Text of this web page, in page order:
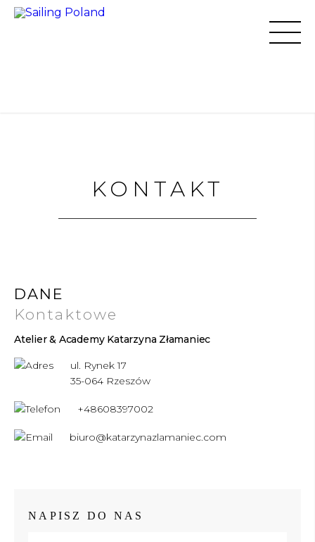
KONTAKT
NAPISZ DO NAS
DANE
Kontaktowe
Atelier & Academy Katarzyna Złamaniec
ul. Rynek 17
35-064 Rzeszów
+48608397002
biuro@katarzynazlamaniec.com